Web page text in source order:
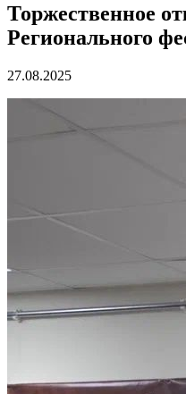
Торжественное
Регионального
27.08.2025